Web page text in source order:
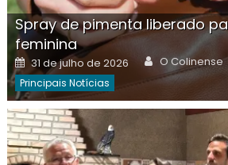
Spray de pimenta liberado
feminina
Posted
on
31 de julho de 2026 Author
O Colinense
Principais Notícias